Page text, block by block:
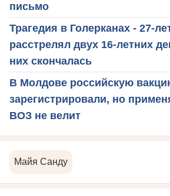
письмо
Трагедия в Голерканах - 27-
расстрелял двух 16-летних
них скончалась
В Молдове российскую
зарегистрировали, но
ВОЗ не велит
Майя Санду